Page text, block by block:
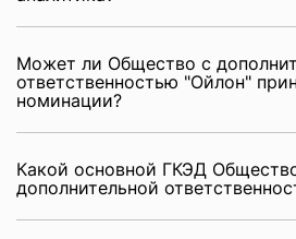
Может ли Общество с
ответственностью "Ойлон"
номинации?
Какой основной ГКЭД
дополнительной